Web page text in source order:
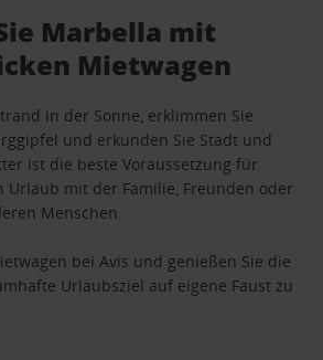
Marbella mit
Mietwagen
in der Sonne, erklimmen Sie
und erkunden Sie Stadt und
ist die beste Voraussetzung für
Urlaub mit der Familie, Freunden oder
Menschen.
bei Avis und genießen Sie die
Urlaubsziel auf eigene Faust zu